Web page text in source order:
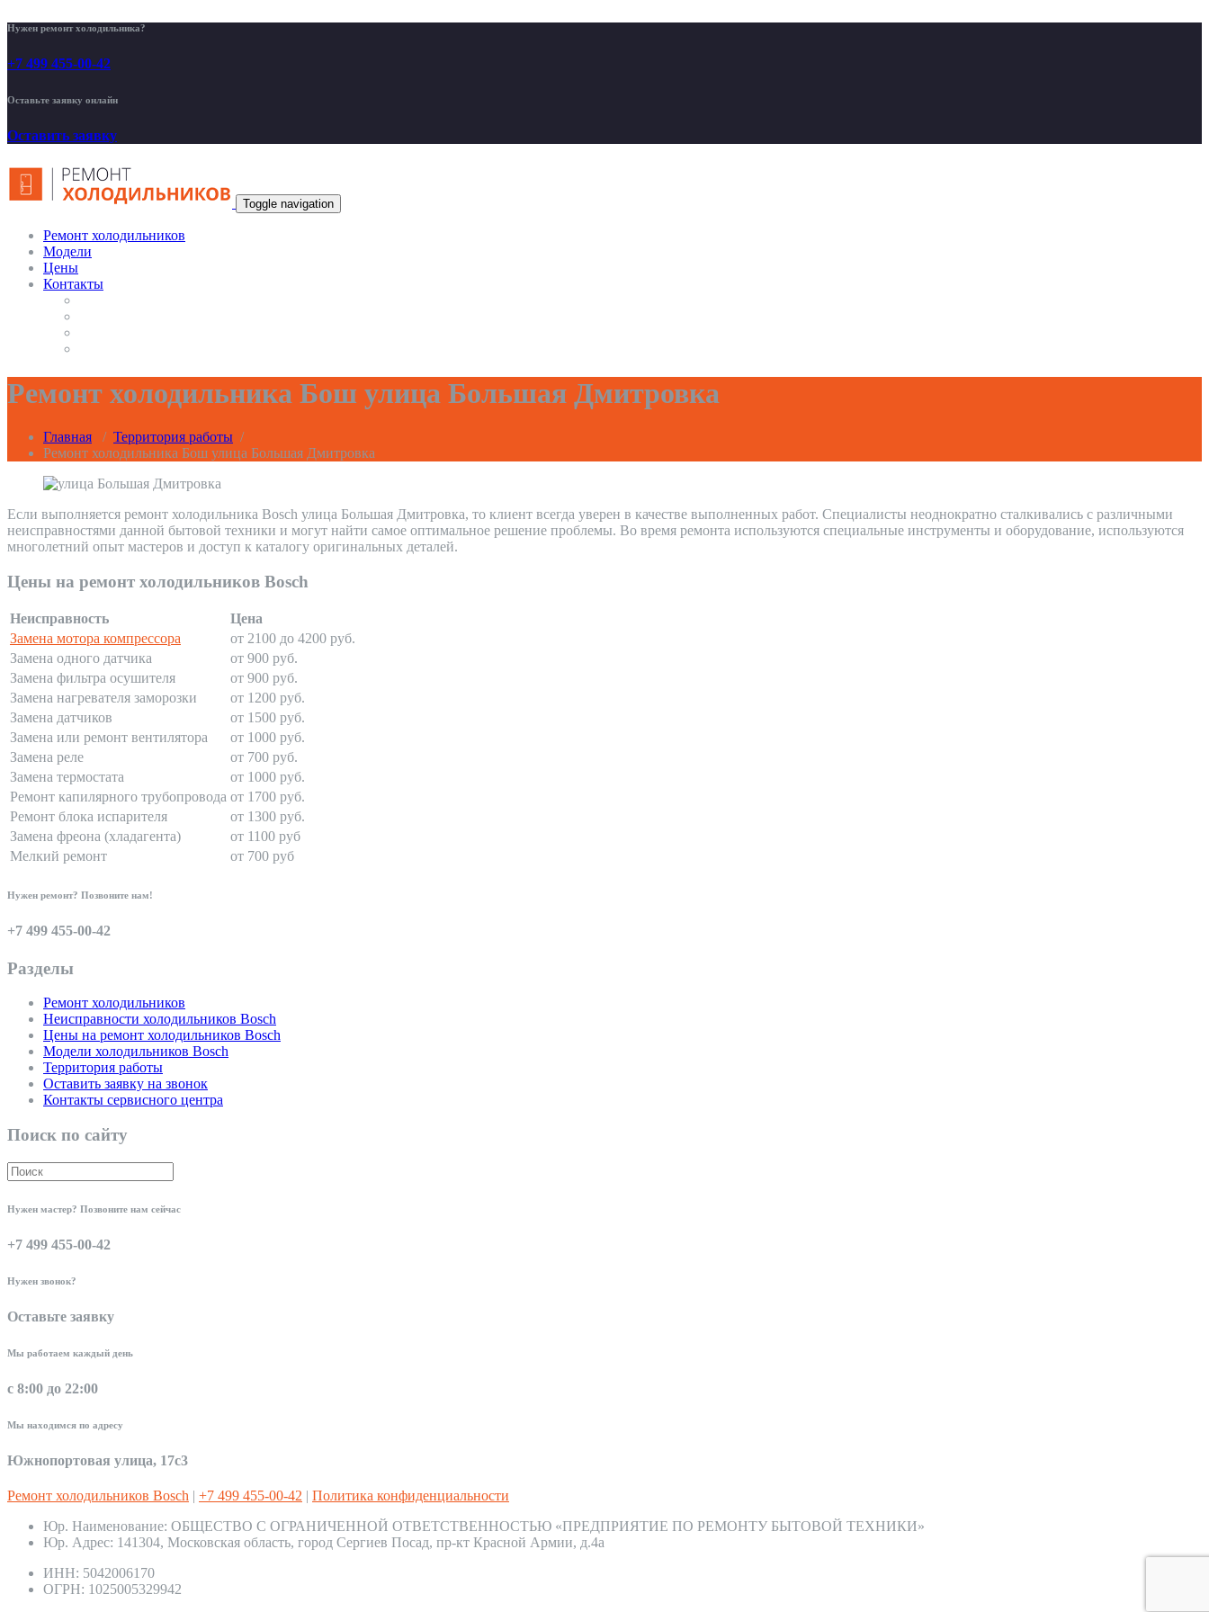
Нужен ремонт холодильника?
+7 499 455-00-42
Оставьте заявку онлайн
Оставить заявку
Toggle navigation
Ремонт холодильников
Модели
Цены
Контакты
Ремонт холодильника Бош улица Большая Дмитровка
Главная / Территория работы /
Ремонт холодильника Бош улица Большая Дмитровка
Если выполняется ремонт холодильника Bosch улица Большая Дмитровка, то клиент всегда уверен в качестве выполненных работ. Специалисты неоднократно сталкивались с различными
неисправностями данной бытовой техники и могут найти самое оптимальное решение проблемы. Во время ремонта используются специальные инструменты и оборудование, используются
многолетний опыт мастеров и доступ к каталогу оригинальных деталей.
Цены на ремонт холодильников Bosch
Неисправность
Цена
Замена мотора компрессора
от 2100 до 4200 руб.
Замена одного датчика
от 900 руб.
Замена фильтра осушителя
от 900 руб.
Замена нагревателя заморозки
от 1200 руб.
Замена датчиков
от 1500 руб.
Замена или ремонт вентилятора
от 1000 руб.
Замена реле
от 700 руб.
Замена термостата
от 1000 руб.
Ремонт капилярного трубопровода от 1700 руб.
Ремонт блока испарителя
от 1300 руб.
Замена фреона (хладагента)
от 1100 руб
Мелкий ремонт
от 700 руб
Нужен ремонт? Позвоните нам!
+7 499 455-00-42
Разделы
Ремонт холодильников
Неисправности холодильников Bosch
Цены на ремонт холодильников Bosch
Модели холодильников Bosch
Территория работы
Оставить заявку на звонок
Контакты сервисного центра
Поиск по сайту
Нужен мастер? Позвоните нам сейчас
+7 499 455-00-42
Нужен звонок?
Оставьте заявку
Мы работаем каждый день
с 8:00 до 22:00
Мы находимся по адресу
Южнопортовая улица, 17с3
Ремонт холодильников Bosch | +7 499 455-00-42 | Политика конфиденциальности
Юр. Наименование: ОБЩЕСТВО С ОГРАНИЧЕННОЙ ОТВЕТСТВЕННОСТЬЮ «ПРЕДПРИЯТИЕ ПО РЕМОНТУ БЫТОВОЙ ТЕХНИКИ»
Юр. Адрес: 141304, Московская область, город Сергиев Посад, пр-кт Красной Армии, д.4а
ИНН: 5042006170
ОГРН: 1025005329942